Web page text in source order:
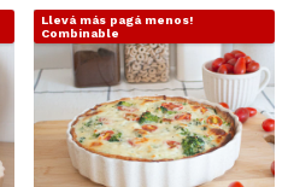
Llevá más pagá menos!
Combinable